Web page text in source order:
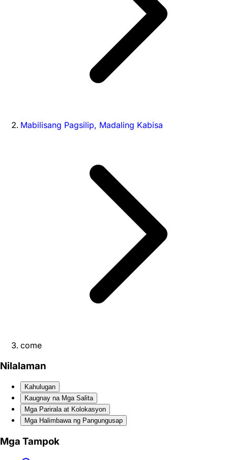
Mabilisang Pagsilip, Madaling Kabisa
come
Nilalaman
Kahulugan
Kaugnay na Mga Salita
Mga Parirala at Kolokasyon
Mga Halimbawa ng Pangungusap
Mga Tampok